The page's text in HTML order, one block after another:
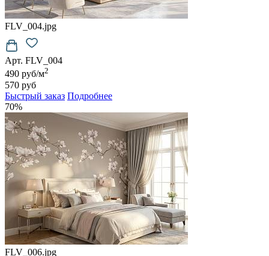
FLV_004.jpg
Арт. FLV_004
490 руб/м2
570 руб
Быстрый заказ Подробнее
70%
FLV_006.jpg